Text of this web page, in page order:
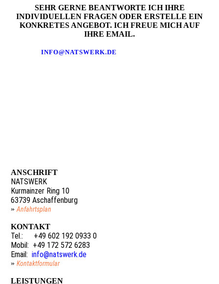
SEHR GERNE BEANTWORTE ICH IHRE
INDIVIDUELLEN FRAGEN ODER ERSTELLE EIN
KONKRETES ANGEBOT. ICH FREUE MICH AUF
IHRE EMAIL.
INFO@NATSWERK.DE
ANSCHRIFT
NATSWERK
Kurmainzer Ring 10
63739 Aschaffenburg
»Anfahrtsplan
KONTAKT
Tel.:
+49 602 192 0933 0
Mobil: +49 172 572 6283
Email:info@natswerk.de
»Kontaktformular
LEISTUNGEN